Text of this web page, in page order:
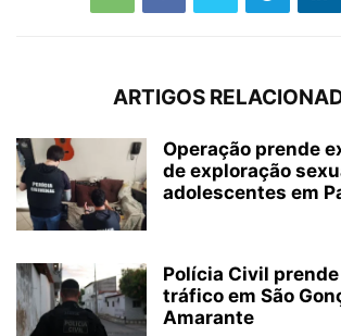
ARTIGOS
Operação prende
de exploração
adolescentes em
Polícia Civil
tráfico em São
Amarante